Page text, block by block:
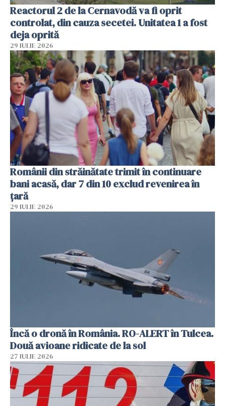
Reactorul 2 de la Cernavodă va fi oprit
controlat, din cauza secetei. Unitatea 1 a fost
deja oprită
29 IULIE 2026
Românii din străinătate trimit în continuare
bani acasă, dar 7 din 10 exclud revenirea în
țară
29 IULIE 2026
Încă o dronă în România. RO-ALERT în Tulcea.
Două avioane ridicate de la sol
27 IULIE 2026